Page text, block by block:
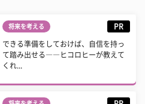
将来を考える PR
できる準備をしておけば、自信を持っ
て踏み出せる――ヒコロヒーが教えて
くれ...